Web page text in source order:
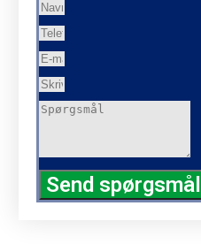
Send spørgsmål